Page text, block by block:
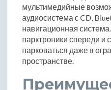
мультимедийные
аудиосистема с CD,
навигационная
парктроники спереди и
парковаться даже в
пространстве.